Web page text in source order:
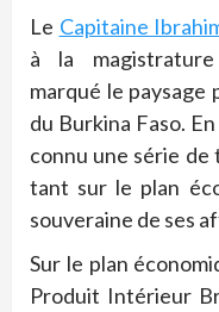
Le Capitaine
à la
marqué le paysage
du Burkina Faso.
connu une série de
tant sur le plan
souveraine de ses
Sur le plan
Produit Intérieur